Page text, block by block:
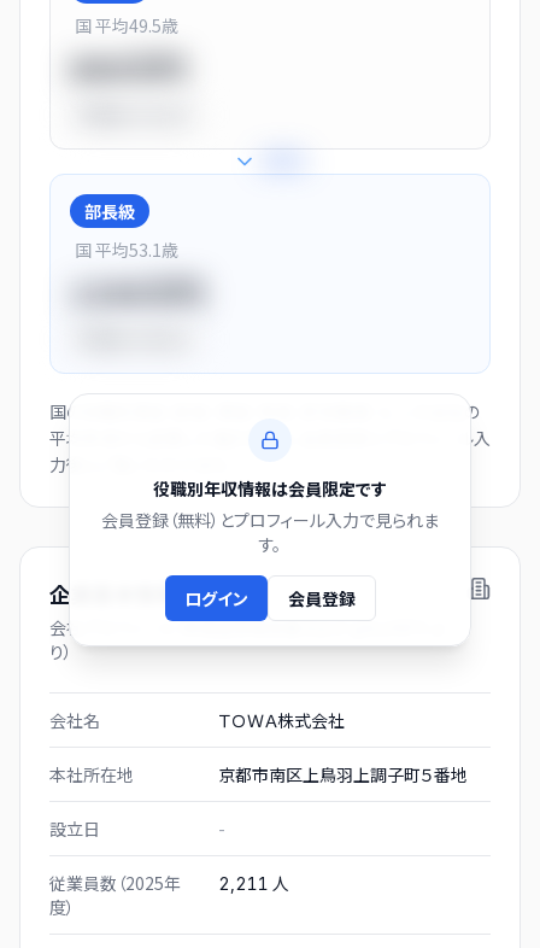
国 平均49.5歳
部長級
国 平均53.1歳
役職別年収情報は会員限定です
会員登録（無料）とプロフィール入力で見られま
す。
ログイン 会員登録
国の役職別賃金（部長・課長・係長・非役職者）と、この会社の
平均年収から逆算した推計値です。会員登録とプロフィール入
力後にご覧いただけます。
企業基本情報
会社プロフィール（有価証券報告書および gBizINFO よ
り）
会社名 ＴＯＷＡ株式会社
本社所在地 京都市南区上鳥羽上調子町５番地
設立日 -
従業員数（2025年
度）
2,211 人